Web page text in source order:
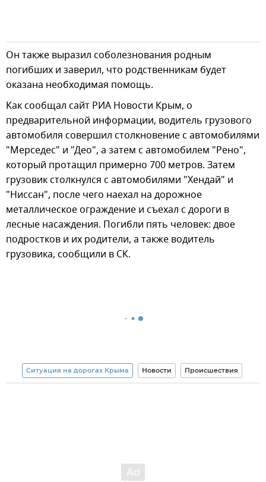
Он также выразил соболезнования родным
погибших и заверил, что родственникам будет
оказана необходимая помощь.
Как сообщал сайт РИА Новости Крым, о
предварительной информации, водитель грузового
автомобиля совершил столкновение с автомобилями
"Мерседес" и "Део", а затем с автомобилем "Рено",
который протащил примерно 700 метров. Затем
грузовик столкнулся с автомобилями "Хендай" и
"Ниссан", после чего наехал на дорожное
металлическое ограждение и съехал с дороги в
лесные насаждения. Погибли пять человек: двое
подростков и их родители, а также водитель
грузовика, сообщили в СК.
Ситуация на дорогах Крыма Новости Происшествия